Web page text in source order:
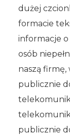
dużej
formacie
informacje
osób
naszą
publicznie
publicznie